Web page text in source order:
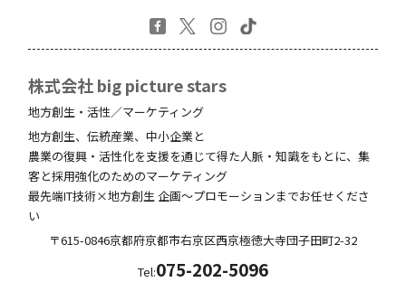
株式会社 big picture stars
地方創生・活性／マーケティング
地方創生、伝統産業、中小企業と
農業の復興・活性化を支援を通じて得た人脈・知識をもとに、集
客と採用強化のためのマーケティング
最先端IT技術×地方創生 企画～プロモーションまでお任せくださ
い
〒615-0846京都府京都市右京区西京極徳大寺団子田町2-32
Tel:075-202-5096